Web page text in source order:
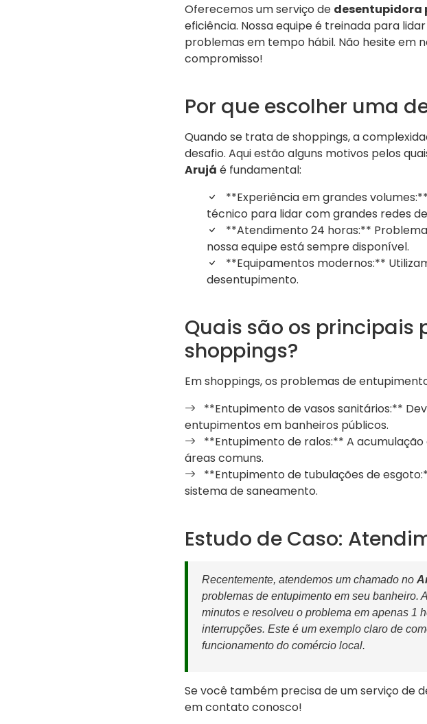
Oferecemos um serviço de desentupidora
eficiência. Nossa equipe é treinada para
problemas em tempo hábil. Não hesite em
compromisso!
Por que escolher uma
Quando se trata de shoppings, a
desafio. Aqui estão alguns motivos pelos
Arujá é fundamental:
**Experiência em grandes
técnico para lidar com grandes redes
**Atendimento 24 horas:**
nossa equipe está sempre disponível.
**Equipamentos modernos:**
desentupimento.
Quais são os principais
shoppings?
Em shoppings, os problemas de
**Entupimento de vasos sanitários:**
entupimentos em banheiros públicos.
**Entupimento de ralos:** A
áreas comuns.
**Entupimento de tubulações de
sistema de saneamento.
Estudo de Caso:
Recentemente, atendemos um chamado no
problemas de entupimento em seu banheiro.
minutos e resolveu o problema em apenas 1
interrupções. Este é um exemplo claro de
funcionamento do comércio local.
Se você também precisa de um serviço de
em contato conosco!